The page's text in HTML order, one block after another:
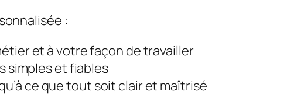
:
et à votre façon de travailler
simples et fiables
ce que tout soit clair et maîtrisé